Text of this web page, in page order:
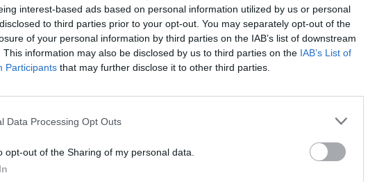
interest-based ads based on personal information utilized by us or personal
to third parties prior to your opt-out. You may separately opt-out of the
of your personal information by third parties on the IAB’s list of downstream
This information may also be disclosed by us to third parties on the IAB’s List of
Participants that may further disclose it to other third parties.
Data Processing Opt Outs
opt-out of the Sharing of my personal data.